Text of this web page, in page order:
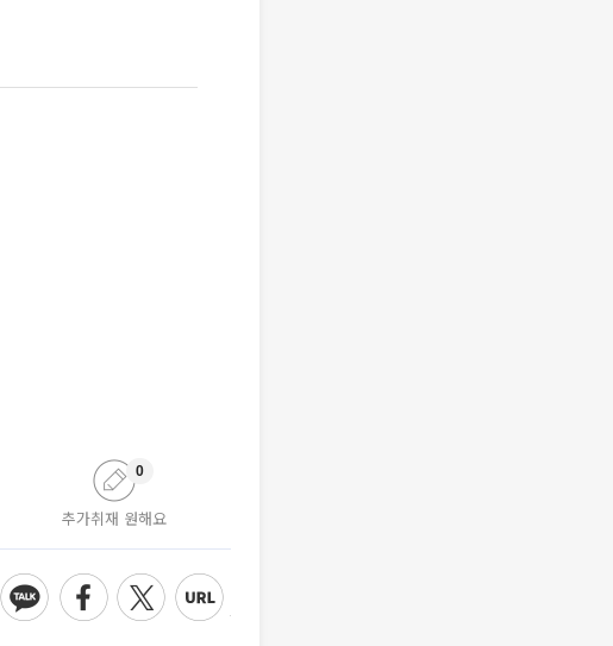
추가취재 원해요
0